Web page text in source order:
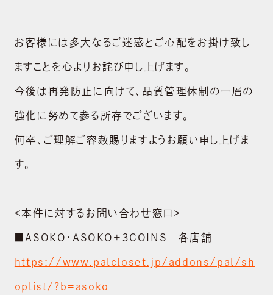
ABOUT US
お客様には多大なるご迷惑とご心配をお掛け致し
ますことを心よりお詫び申し上げます。
今後は再発防止に向けて、品質管理体制の一層の
強化に努めて参る所存でございます。
何卒、ご理解ご容赦賜りますようお願い申し上げま
す。
<本件に対するお問い合わせ窓口>
■ASOKO・ASOKO+３COINS 各店舗
https://www.palcloset.jp/addons/pal/sh
oplist/?b=asoko